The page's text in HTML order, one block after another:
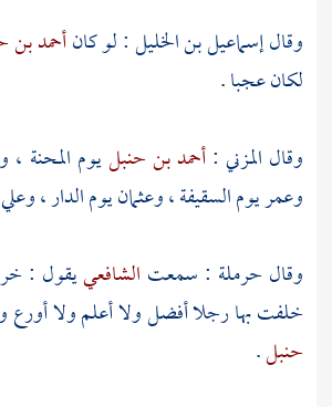
وقالإسماعيل بن الخليل: لو كانأحمد بن
لكان عجبا .
وقال المزني :أحمد بن حنبليوم المحنة ،
وعمريوم السقيفة ،وعثمانيوم الدار ،
وقال حرملة : سمعت الشافعييقول :
خلفت بها رجلا أفضل ولا أعلم ولا أورع
حنبل.